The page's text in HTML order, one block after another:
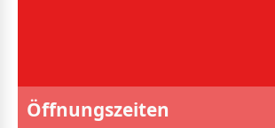
Öffnungszeiten